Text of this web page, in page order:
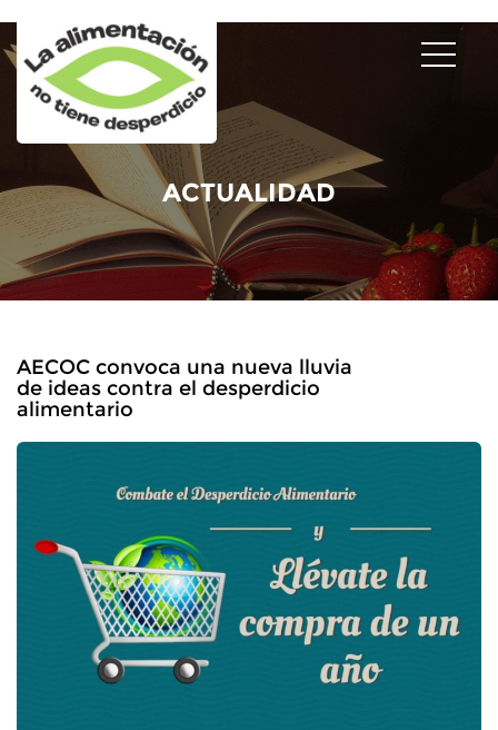
ACTUALIDAD
AECOC convoca una nueva lluvia
de ideas contra el desperdicio
alimentario